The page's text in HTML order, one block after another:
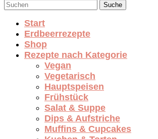
Suche
Start
Erdbeerrezepte
Shop
Rezepte nach Kategorie
Vegan
Vegetarisch
Hauptspeisen
Frühstück
Salat & Suppe
Dips & Aufstriche
Muffins & Cupcakes